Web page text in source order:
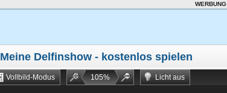
WERBUNG
Meine Delfinshow - kostenlos spielen
Vollbild-Modus 105% Licht aus